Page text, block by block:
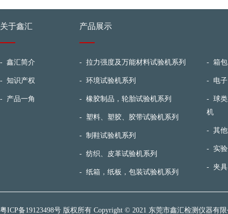
关于鑫汇
- 鑫汇简介
- 知识产权
- 产品一角
产品展示
- 拉力强度及万能材料试验机系列
- 环境试验机系列
- 橡胶制品，轮胎试验机系列
- 塑料、塑胶、胶带试验机系列
- 制鞋试验机系列
- 纺织、皮革试验机系列
- 纸箱，纸板，包装试验机系列
-箱
- 电
-球
机
-其
- 实
-夹
粤ICP备19123498号 版权所有 Copyright © 2021 东莞市鑫汇检测仪器有